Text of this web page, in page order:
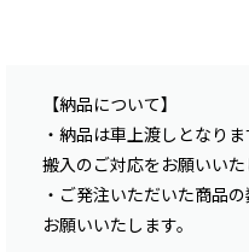
【納品について】
・納品は車上渡しとなり
搬入のご対応をお願いいた
・ご発注いただいた商品
お願いいたします。